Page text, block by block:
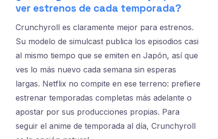
ver estrenos de cada temporada?
Crunchyroll es claramente mejor para estrenos.
Su modelo de simulcast publica los episodios casi
al mismo tiempo que se emiten en Japón, así que
ves lo más nuevo cada semana sin esperas
largas. Netflix no compite en ese terreno: prefiere
estrenar temporadas completas más adelante o
apostar por sus producciones propias. Para
seguir el anime de temporada al día, Crunchyroll